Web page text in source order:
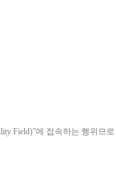
Field)”에 접속하는 행위